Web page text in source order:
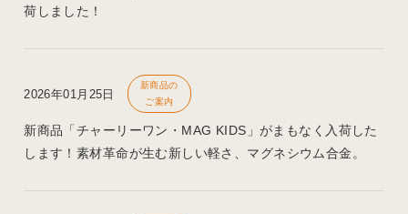
荷しました！
2026年01月25日
新商品の
ご案内
新商品「チャーリーワン・MAG KIDS」がまもなく入荷した
します！素材革命が生む新しい軽さ、マグネシウム合金。